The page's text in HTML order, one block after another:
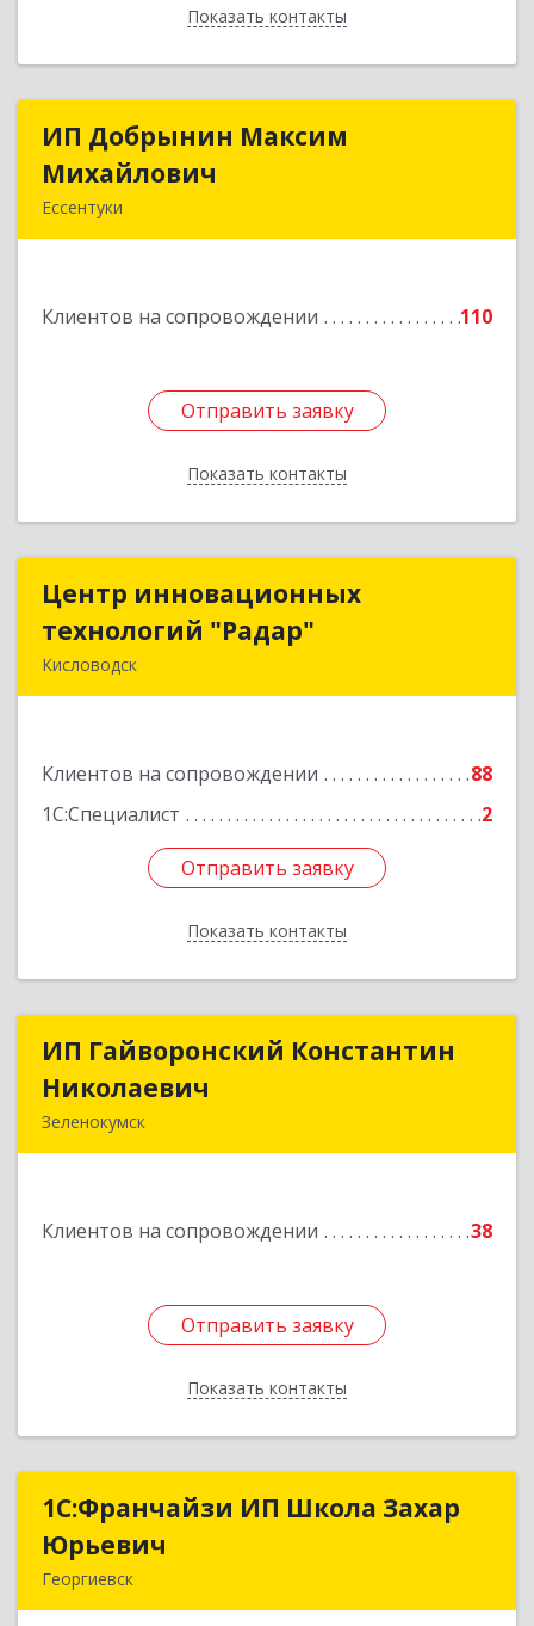
Показать контакты
Назад
ИП Добрынин Максим
Михайлович
Ессентуки
Клиентов на сопровождении 110
Отправить заявку
Показать контакты
ИП Добрынин Максим
Подробнее
Отправить заявку
Назад
Центр инновационных
технологий "Радар"
Кисловодск
Клиентов на сопровождении
88
1С:Специалист
2
Отправить заявку
Показать контакты
Центр инновационных
технологий "Радар"
Подробнее
Отправить заявку
Назад
ИП Гайворонский Константин
Николаевич
Зеленокумск
Клиентов на сопровождении 38
Отправить заявку
Показать контакты
ИП Гайворонский Константин
Подробнее
Отправить заявку
Назад
1С:Франчайзи ИП Школа Захар
Юрьевич
Георгиевск
1С:Франчайзи ИП Школа Захар